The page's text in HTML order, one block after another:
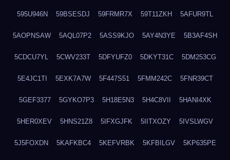
595U946N 59BSESDJ 59FRMR7X 59T11ZKH 5AFUR9TL
5AOPNSAW 5AQL07P2 5ASS9KJO 5AY4N3YE 5B3AF4SH
5CDCU7YL 5CWV233T 5DFYUFZ0 5DKYT31C 5DM253CG
5E4JC1TI 5EXK7A7W 5F447S51 5FMM242C 5FNR39CT
5GEF3377 5GYKO7P3 5H18E5N3 5H4C8VII 5HANI4XK
5HER0XEV 5HNS21Z8 5IFXGJFK 5IITXOZY 5IVSLWGV
5J5FOXDN 5KAFKBC4 5KEFVRBK 5KFBILGV 5KP635PE